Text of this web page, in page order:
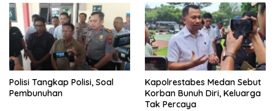
Polisi Tangkap Polisi, Soal
Pembunuhan
Kapolrestabes Medan Sebut
Korban Bunuh Diri, Keluarga
Tak Percaya